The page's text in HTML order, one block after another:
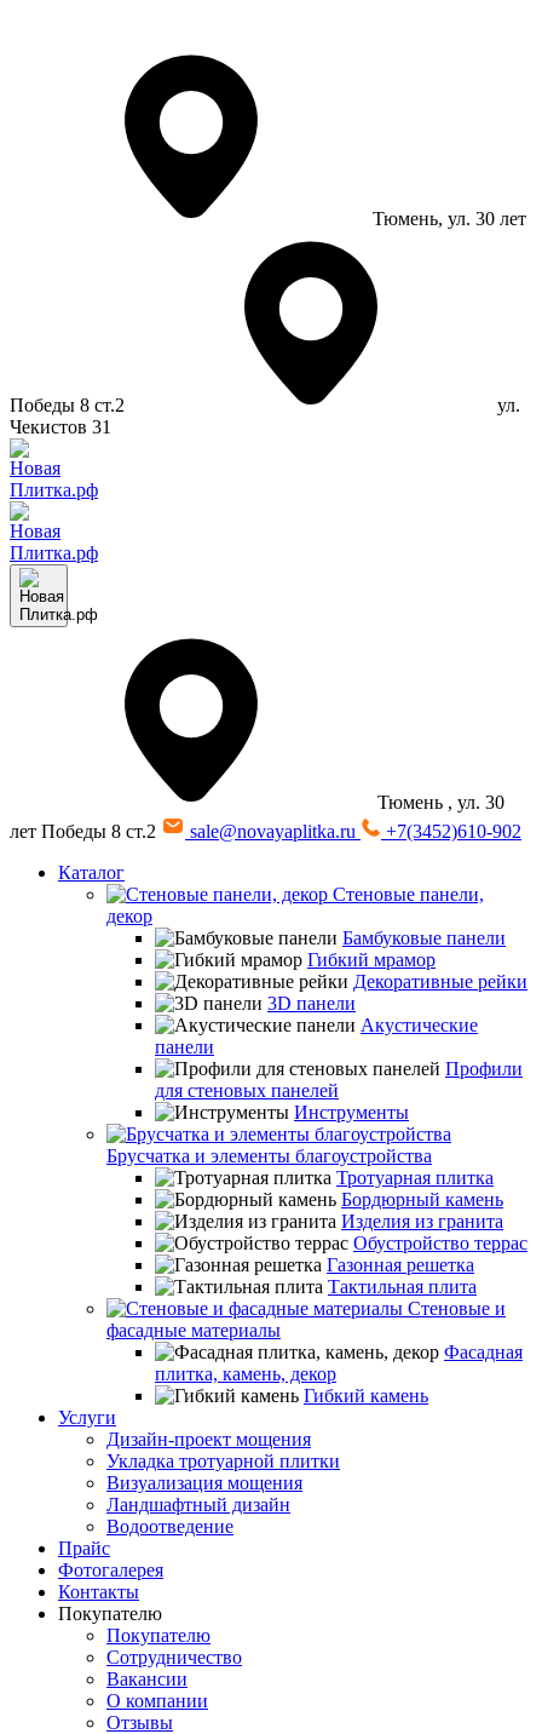
Тюмень, ул. 30 лет
Победы 8 ст.2
ул.
Чекистов 31
Тюмень , ул. 30
лет Победы 8 ст.2
sale@novayaplitka.ru
+7(3452)610-902
Каталог
Стеновые панели,
декор
Бамбуковые панели
Гибкий мрамор
Декоративные рейки
3D панели
Акустические
панели
Профили
для стеновых панелей
Инструменты
Брусчатка и элементы благоустройства
Тротуарная плитка
Бордюрный камень
Изделия из гранита
Обустройство террас
Газонная решетка
Тактильная плита
Стеновые и
фасадные материалы
Фасадная
плитка, камень, декор
Гибкий камень
Услуги
Дизайн-проект мощения
Укладка тротуарной плитки
Визуализация мощения
Ландшафтный дизайн
Водоотведение
Прайс
Фотогалерея
Контакты
Покупателю
Покупателю
Сотрудничество
Вакансии
О компании
Отзывы